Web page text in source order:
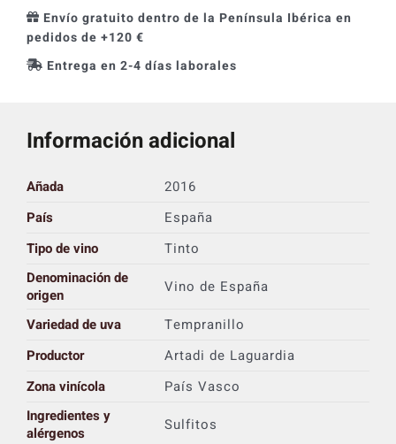
Envío gratuito dentro de la Península Ibérica en
pedidos de +120 €
Entrega en 2-4 días laborales
Información adicional
Añada
2016
País
España
Tipo de vino
Tinto
Denominación de
origen
Vino de España
Variedad de uva
Tempranillo
Productor
Artadi de Laguardia
Zona vinícola
País Vasco
Ingredientes y
alérgenos
Sulfitos